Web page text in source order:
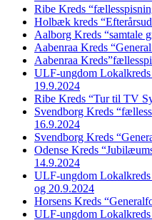
Ribe Kreds
Holbæk kreds
Aalborg Kreds “samtale
Aabenraa Kreds
Aabenraa
ULF-ungdom
19.9.2024
Ribe Kreds “Tur til TV
Svendborg Kreds
16.9.2024
Svendborg Kreds
Odense Kreds
14.9.2024
ULF-ungdom
og 20.9.2024
Horsens Kreds
ULF-ungdom